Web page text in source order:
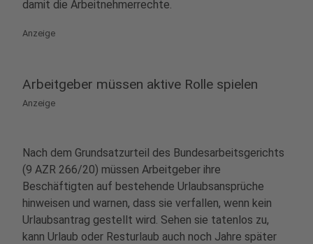
damit die Arbeitnehmerrechte.
Anzeige
Arbeitgeber müssen aktive Rolle spielen
Anzeige
Nach dem Grundsatzurteil des Bundesarbeitsgerichts
(9 AZR 266/20) müssen Arbeitgeber ihre
Beschäftigten auf bestehende Urlaubsansprüche
hinweisen und warnen, dass sie verfallen, wenn kein
Urlaubsantrag gestellt wird. Sehen sie tatenlos zu,
kann Urlaub oder Resturlaub auch noch Jahre später